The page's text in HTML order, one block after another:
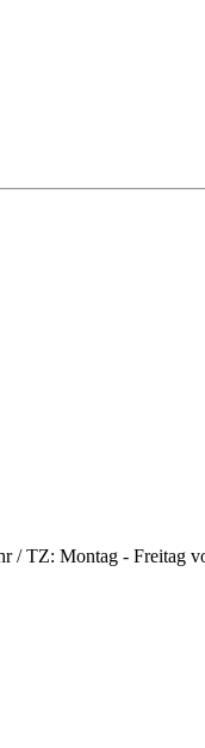
/ TZ: Montag - Freitag